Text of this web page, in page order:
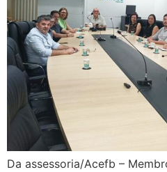
Da assessoria/Acefb –